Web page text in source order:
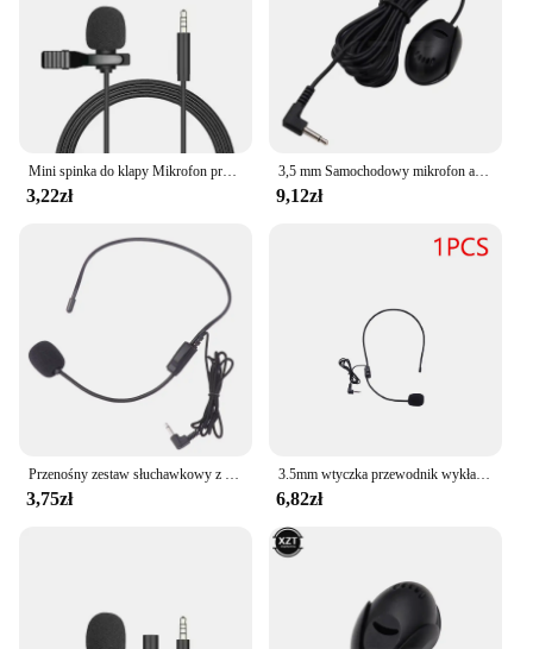
Mini spinka do klapy Mikrofon przewodowy 3,5 mm Wtyczka USB typu C do komórkowego smartfona PC Laptop Chatka Śpiew Karaoke Spotkanie
3,22zł
3,5 mm Samochodowy mikrofon audio Przewodowy mikrofon zewnętrzny typu wklejowego do radia DVD Odtwarzacz stereo Głośnik konferencyjny Kabel 3 m Czarny Profesjonalny
9,12zł
Przenośny zestaw słuchawkowy z mikrofonem przewodowy wtyczka 3,5 mm wykład mowy zestaw słuchawkowy z mikrofonem do nauczania spotkań mikrofon z ucha pszczół
3,75zł
3.5mm wtyczka przewodnik wykładowy mikrofon mowy wzmacniacz głosu przenośny przewodowy zestaw słuchawkowy mikrofon lekki nad głową do spotkania dydaktycznego
6,82zł